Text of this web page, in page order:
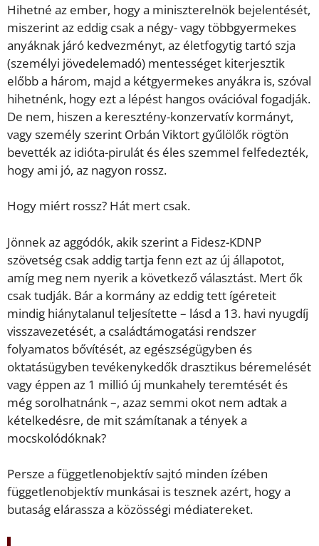
Hihetné az ember, hogy a miniszterelnök bejelentését,
miszerint az eddig csak a négy- vagy többgyermekes
anyáknak járó kedvezményt, az életfogytig tartó szja
(személyi jövedelemadó) mentességet kiterjesztik
előbb a három, majd a kétgyermekes anyákra is, szóval
hihetnénk, hogy ezt a lépést hangos ovációval fogadják.
De nem, hiszen a keresztény-konzervatív kormányt,
vagy személy szerint Orbán Viktort gyűlölők rögtön
bevették az idióta-pirulát és éles szemmel felfedezték,
hogy ami jó, az nagyon rossz.
Hogy miért rossz? Hát mert csak.
Jönnek az aggódók, akik szerint a Fidesz-KDNP
szövetség csak addig tartja fenn ezt az új állapotot,
amíg meg nem nyerik a következő választást. Mert ők
csak tudják. Bár a kormány az eddig tett ígéreteit
mindig hiánytalanul teljesítette – lásd a 13. havi nyugdíj
visszavezetését, a családtámogatási rendszer
folyamatos bővítését, az egészségügyben és
oktatásügyben tevékenykedők drasztikus béremelését
vagy éppen az 1 millió új munkahely teremtését és
még sorolhatnánk –, azaz semmi okot nem adtak a
kételkedésre, de mit számítanak a tények a
mocskolódóknak?
Persze a függetlenobjektív sajtó minden ízében
függetlenobjektív munkásai is tesznek azért, hogy a
butaság elárassza a közösségi médiatereket.